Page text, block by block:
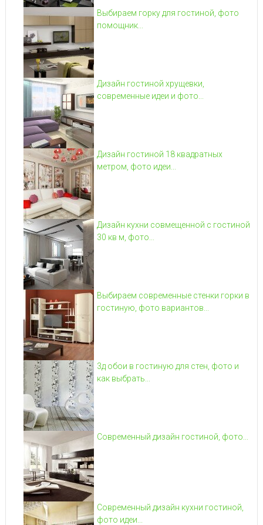
Выбираем горку для гостиной, фото
помощник...
Дизайн гостиной хрущевки,
современные идеи и фото...
Дизайн гостиной 18 квадратных
метром, фото идеи...
Дизайн кухни совмещенной с гостиной
30 кв м, фото...
Выбираем современные стенки горки в
гостиную, фото вариантов...
3д обои в гостиную для стен, фото и
как выбрать...
Современный дизайн гостиной, фото...
Современный дизайн кухни гостиной,
фото идеи...